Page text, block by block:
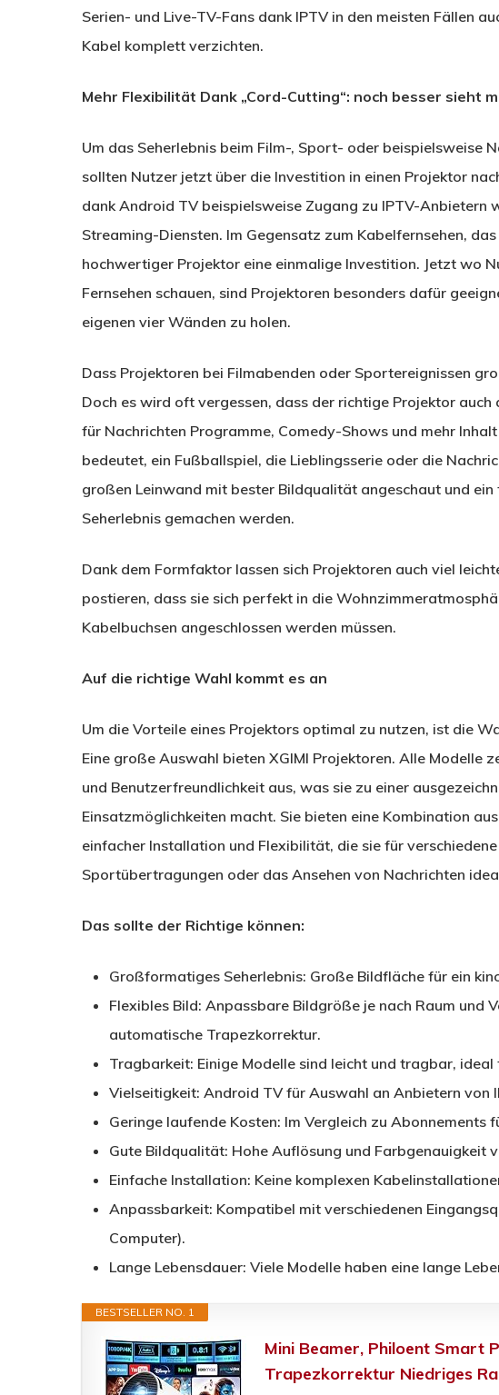
Serien- und Live-TV-Fans dank IPTV in den meisten Fällen
Kabel komplett verzichten.
Mehr Flexibilität Dank „Cord-Cutting“: noch besser sieht
Um das Seherlebnis beim Film-, Sport- oder beispielsweise
sollten Nutzer jetzt über die Investition in einen Projektor
dank Android TV beispielsweise Zugang zu IPTV-Anbietern
Streaming-Diensten. Im Gegensatz zum Kabelfernsehen,
hochwertiger Projektor eine einmalige Investition. Jetzt wo
Fernsehen schauen, sind Projektoren besonders dafür
eigenen vier Wänden zu holen.
Dass Projektoren bei Filmabenden oder Sportereignissen
Doch es wird oft vergessen, dass der richtige Projektor
für Nachrichten Programme, Comedy-Shows und mehr
bedeutet, ein Fußballspiel, die Lieblingsserie oder die
großen Leinwand mit bester Bildqualität angeschaut und
Seherlebnis gemachen werden.
Dank dem Formfaktor lassen sich Projektoren auch viel
postieren, dass sie sich perfekt in die
Kabelbuchsen angeschlossen werden müssen.
Auf die richtige Wahl kommt es an
Um die Vorteile eines Projektors optimal zu nutzen, ist die
Eine große Auswahl bieten XGIMI Projektoren. Alle Modelle
und Benutzerfreundlichkeit aus, was sie zu einer
Einsatzmöglichkeiten macht. Sie bieten eine Kombination
einfacher Installation und Flexibilität, die sie für
Sportübertragungen oder das Ansehen von Nachrichten
Das sollte der Richtige können:
Großformatiges Seherlebnis: Große Bildfläche für ein
Flexibles Bild: Anpassbare Bildgröße je nach Raum und
automatische Trapezkorrektur.
Tragbarkeit: Einige Modelle sind leicht und tragbar, ideal
Vielseitigkeit: Android TV für Auswahl an Anbietern von
Geringe laufende Kosten: Im Vergleich zu Abonnements
Gute Bildqualität: Hohe Auflösung und Farbgenauigkeit
Einfache Installation: Keine komplexen
Anpassbarkeit: Kompatibel mit verschiedenen
Computer).
Lange Lebensdauer: Viele Modelle haben eine lange
BESTSELLER NO. 1
Mini Beamer, Philoent Smart
Trapezkorrektur Niedriges